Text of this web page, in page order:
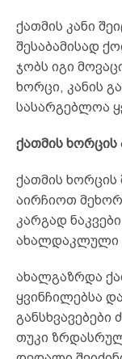
ქათმის კანი
შესაბამისად
ჯობს იგი
ხორცი, კანის
სასარგებლოა
ქათმის ხორცის
ქათმის ხორცის
აირჩიოთ
კარგად
ახალდაკლული
ახალგაზრდა
ყვინჩილებსა
განსხვავებები
თუკი